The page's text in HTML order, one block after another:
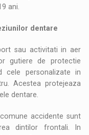
ani.
dentare
sau activitati in aer
gutiere de protectie
cele personalizate in
Acestea protejeaza
dentare.
accidente sunt
dintilor frontali. In